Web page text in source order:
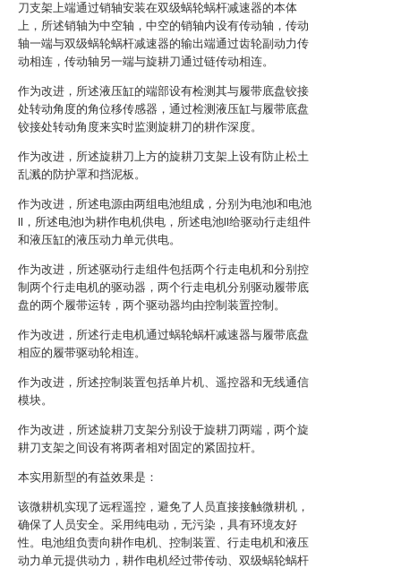
刀支架上端通过销轴安装在双级蜗轮蜗杆减速器的本体
上，所述销轴为中空轴，中空的销轴内设有传动轴，传动
轴一端与双级蜗轮蜗杆减速器的输出端通过齿轮副动力传
动相连，传动轴另一端与旋耕刀通过链传动相连。
作为改进，所述液压缸的端部设有检测其与履带底盘铰接
处转动角度的角位移传感器，通过检测液压缸与履带底盘
铰接处转动角度来实时监测旋耕刀的耕作深度。
作为改进，所述旋耕刀上方的旋耕刀支架上设有防止松土
乱溅的防护罩和挡泥板。
作为改进，所述电源由两组电池组成，分别为电池I和电池
II，所述电池I为耕作电机供电，所述电池II给驱动行走组件
和液压缸的液压动力单元供电。
作为改进，所述驱动行走组件包括两个行走电机和分别控
制两个行走电机的驱动器，两个行走电机分别驱动履带底
盘的两个履带运转，两个驱动器均由控制装置控制。
作为改进，所述行走电机通过蜗轮蜗杆减速器与履带底盘
相应的履带驱动轮相连。
作为改进，所述控制装置包括单片机、遥控器和无线通信
模块。
作为改进，所述旋耕刀支架分别设于旋耕刀两端，两个旋
耕刀支架之间设有将两者相对固定的紧固拉杆。
本实用新型的有益效果是：
该微耕机实现了远程遥控，避免了人员直接接触微耕机，
确保了人员安全。采用纯电动，无污染，具有环境友好
性。电池组负责向耕作电机、控制装置、行走电机和液压
动力单元提供动力，耕作电机经过带传动、双级蜗轮蜗杆